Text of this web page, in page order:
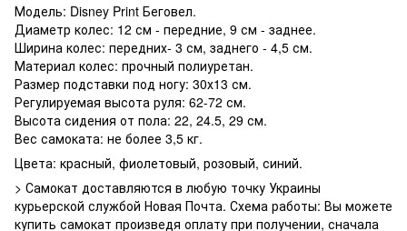
Модель: Disney Print Беговел.
Диаметр колес: 12 см - передние, 9 см - заднее.
Ширина колес: передних- 3 см, заднего - 4,5 см.
Материал колес: прочный полиуретан.
Размер подставки под ногу: 30х13 см.
Регулируемая высота руля: 62-72 см.
Высота сидения от пола: 22, 24.5, 29 см.
Вес самоката: не более 3,5 кг.
Цвета: красный, фиолетовый, розовый, синий.
> Самокат доставляются в любую точку Украины
курьерской службой Новая Почта. Схема работы: Вы можете
купить самокат произведя оплату при получении, сначала